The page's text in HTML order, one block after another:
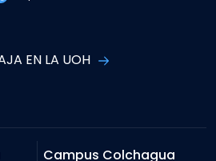
EN LA UOH
Campus Colchagua